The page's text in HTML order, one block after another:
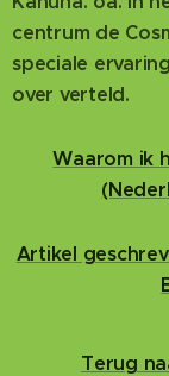
centrum de
speciale
over verteld.
Waarom ik
Artikel
Terug